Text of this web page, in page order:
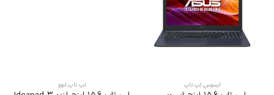
ایسوس, لپ تاپ لپ تاپ,لنوو